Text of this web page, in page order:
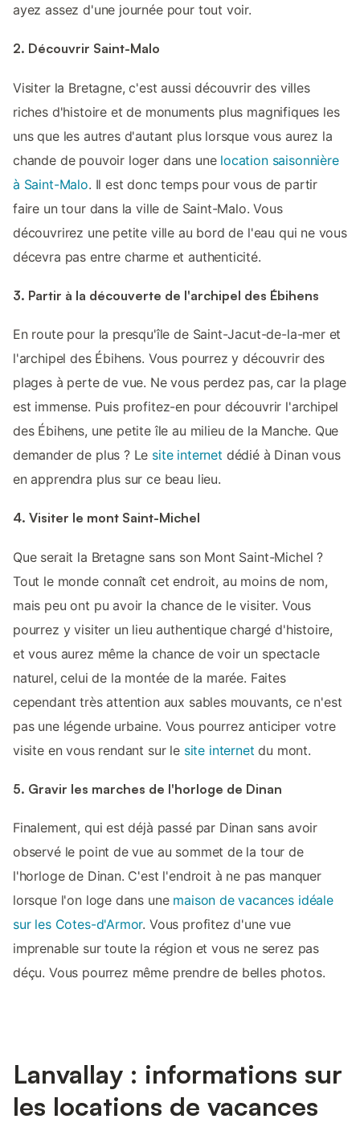
ayez assez d'une journée pour tout voir.
2. Découvrir Saint-Malo
Visiter la Bretagne, c'est aussi découvrir des villes
riches d'histoire et de monuments plus magnifiques les
uns que les autres d'autant plus lorsque vous aurez la
chande de pouvoir loger dans une location saisonnière
à Saint-Malo. Il est donc temps pour vous de partir
faire un tour dans la ville de Saint-Malo. Vous
découvrirez une petite ville au bord de l'eau qui ne vous
décevra pas entre charme et authenticité.
3. Partir à la découverte de l'archipel des Ébihens
En route pour la presqu'île de Saint-Jacut-de-la-mer et
l'archipel des Ébihens. Vous pourrez y découvrir des
plages à perte de vue. Ne vous perdez pas, car la plage
est immense. Puis profitez-en pour découvrir l'archipel
des Ébihens, une petite île au milieu de la Manche. Que
demander de plus ? Le site internet dédié à Dinan vous
en apprendra plus sur ce beau lieu.
4. Visiter le mont Saint-Michel
Que serait la Bretagne sans son Mont Saint-Michel ?
Tout le monde connaît cet endroit, au moins de nom,
mais peu ont pu avoir la chance de le visiter. Vous
pourrez y visiter un lieu authentique chargé d'histoire,
et vous aurez même la chance de voir un spectacle
naturel, celui de la montée de la marée. Faites
cependant très attention aux sables mouvants, ce n'est
pas une légende urbaine. Vous pourrez anticiper votre
visite en vous rendant sur le site internet du mont.
5. Gravir les marches de l'horloge de Dinan
Finalement, qui est déjà passé par Dinan sans avoir
observé le point de vue au sommet de la tour de
l'horloge de Dinan. C'est l'endroit à ne pas manquer
lorsque l'on loge dans une maison de vacances idéale
sur les Cotes-d'Armor. Vous profitez d'une vue
imprenable sur toute la région et vous ne serez pas
déçu. Vous pourrez même prendre de belles photos.
Lanvallay : informations sur
les locations de vacances